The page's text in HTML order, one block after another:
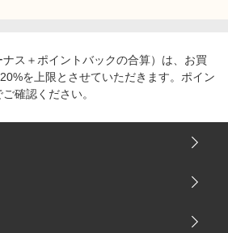
ス＋ポイントバックの合算）は、お買
を上限とさせていただきます。ポイン
ご確認ください。